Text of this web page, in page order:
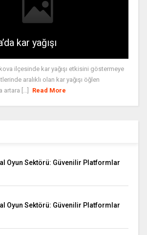
kar yağışı
ilçesinde kar yağışı etkisini göstermeye
aralıklı olan kar yağışı öğlen
[...]
Read More
Oyun Sektörü: Güvenilir Platformlar
Oyun Sektörü: Güvenilir Platformlar